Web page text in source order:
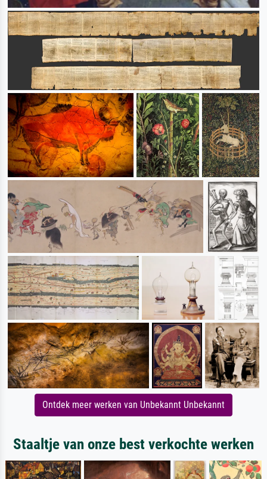
Ontdek meer werken van Unbekannt Unbekannt
Staaltje van onze best verkochte werken